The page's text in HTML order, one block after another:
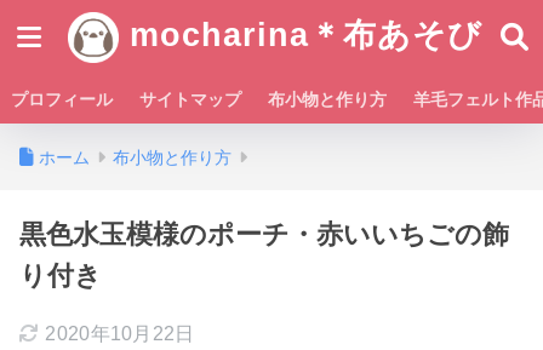
mocharina＊布あそび
プロフィール サイトマップ 布小物と作り方 羊毛フェルト作
ホーム 布小物と作り方
黒色水玉模様のポーチ・赤いいちごの飾
り付き
2020年10月22日